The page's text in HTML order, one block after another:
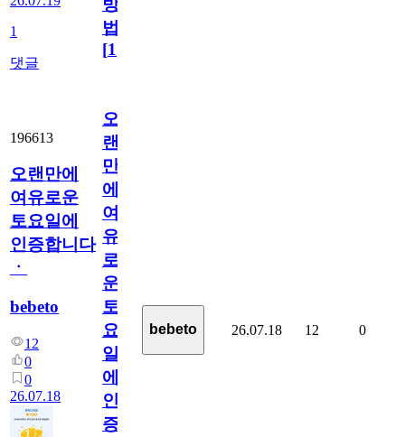
1
댓글
방
법
[1]
196613
오랜만에
여유로운
토요일에
인증합니다
ㆍ
bebeto
12
0
0
26.07.18
오
랜
만
에
여
유
로
운
토
요
일
에
인
증
bebeto 26.07.18 12 0